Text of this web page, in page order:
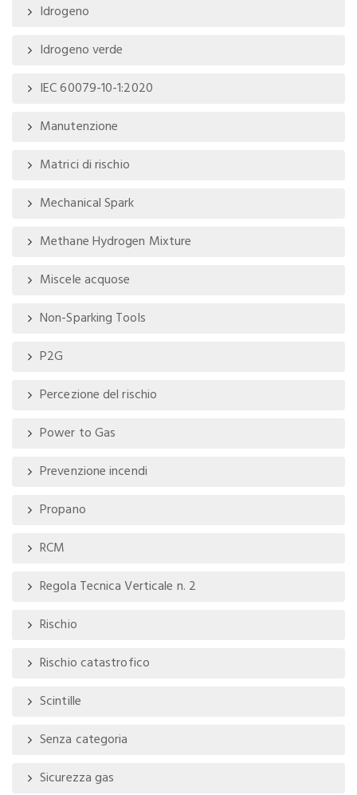
Idrogeno
Idrogeno verde
IEC 60079-10-1:2020
Manutenzione
Matrici di rischio
Mechanical Spark
Methane Hydrogen Mixture
Miscele acquose
Non-Sparking Tools
P2G
Percezione del rischio
Power to Gas
Prevenzione incendi
Propano
RCM
Regola Tecnica Verticale n. 2
Rischio
Rischio catastrofico
Scintille
Senza categoria
Sicurezza gas